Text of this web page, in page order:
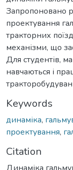
Запропоновано
проектування
тракторних
механізми, що
Для студентів,
навчаються і
Keywords
динаміка,
проектування,
Citation